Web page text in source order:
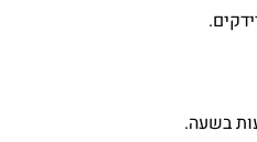
בשעה.